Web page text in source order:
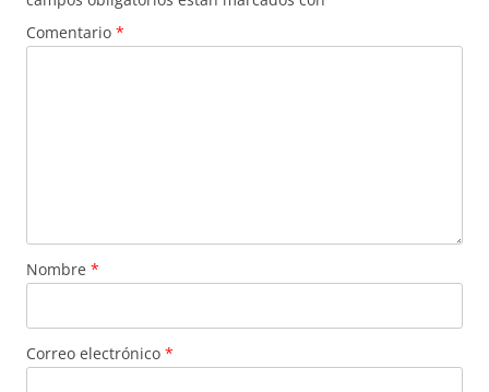
Comentario *
Nombre *
Correo electrónico *